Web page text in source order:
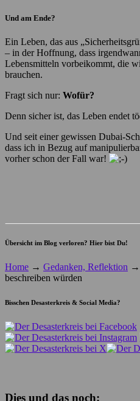
Und am Ende?
Ein Leben, das aus
– in der Hoffnung, dass
Lebensmitteln vorbeikommt, die
brauchen.
Fragt sich nur: Wofür?
Denn sicher ist, das Leben endet
Und seit einer gewissen Dubai-
dass ich in Bezug auf
vorher schon der Fall war!
Übersicht im Blog verloren? Hier bist Du!
Home → Gedanken, Reflektion →
beschreiben würden
Bisschen Desasterkreis & Social Media?
Dies und das noch: